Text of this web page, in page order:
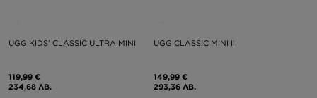
UGG KIDS' CLASSIC ULTRA MINI
119,99 €
234,68 ЛВ.
UGG CLASSIC MINI II
149,99 €
293,36 ЛВ.